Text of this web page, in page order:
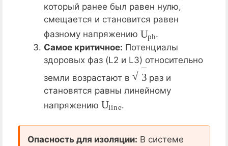
который ранее был равен нулю,
смещается и становится равен
фазному напряжению
U p
.
Самое критичное: Потенциалы
здоровых фаз (L2 и L3) относительно
земли возрастают в
3
раз и
становятся равны линейному
напряжению
U
.
Опасность для изоляции: В системе